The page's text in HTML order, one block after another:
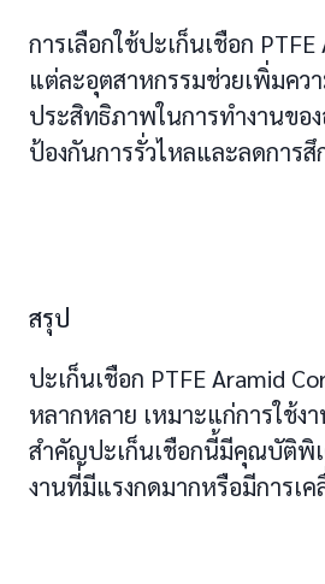
การเลือกใช้ปะเก็นเชือก
แต่ละอุตสาหกรรมช่วยเพิ่มคว
ประสิทธิภาพในการทำงานขอ
ป้องกันการรั่วไหลและลดการ
สรุป
ปะเก็นเชือก PTFE Aramid
หลากหลาย เหมาะแก่การใช้
สำคัญปะเก็นเชือกนี้มีคุณบัติพิ
งานที่มีแรงกดมากหรือมีการเค